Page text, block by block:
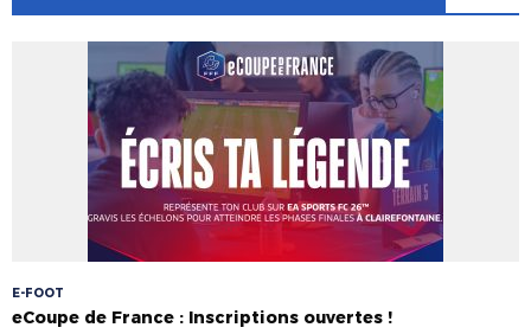
E-FOOT
eCoupe de France : Inscriptions ouvertes !